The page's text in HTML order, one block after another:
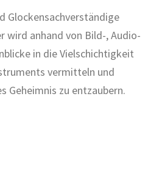
Glockensachverständige
wird anhand von Bild-, Audio-
in die Vielschichtigkeit
vermitteln und
Geheimnis zu entzaubern.